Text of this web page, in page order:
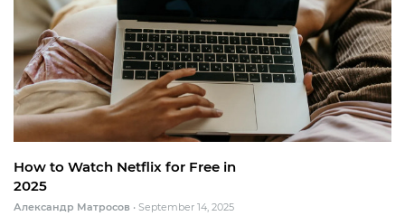
How to Watch Netflix for Free in
2025
Александр Матросов • September 14, 2025